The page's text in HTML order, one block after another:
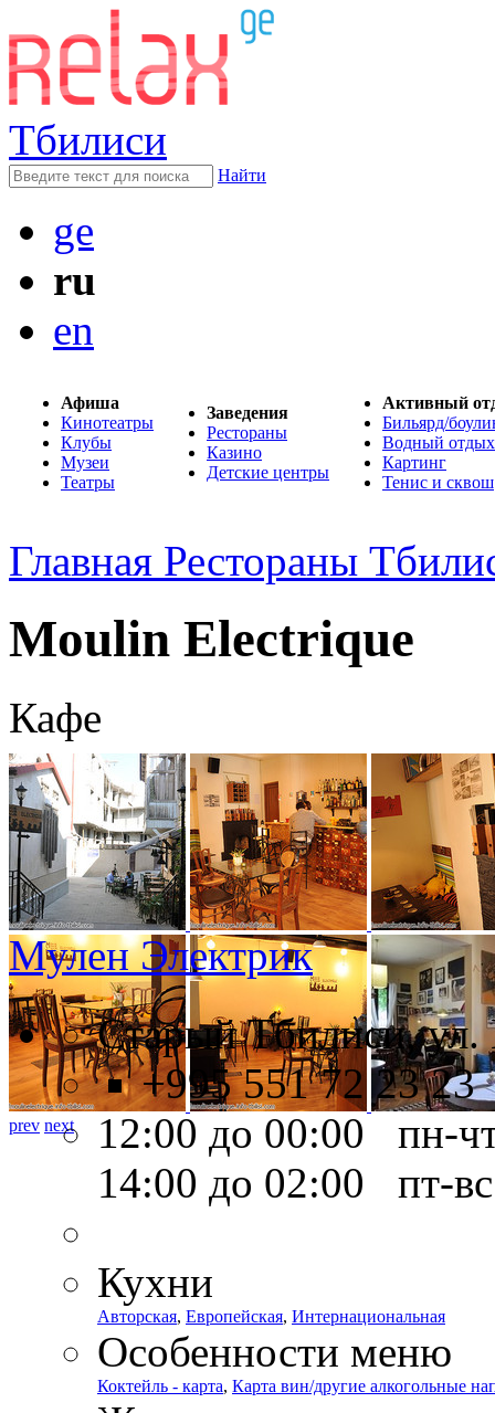
Тбилиси
Найти
ge
ru
en
Афиша
Кинотеатры
Клубы
Музеи
Театры
Заведения
Рестораны
Казино
Детские центры
Активный
Бильярд/
Водный отдых
Картинг
Тенис и сквош
Главная Рестораны
Moulin Electrique
Кафе
prev next
Мулен Электрик
Старый Тбилиси, ул.
+995 551 72 23 23
12:00 до 00:00 пн-
14:00 до 02:00 пт-вс
Кухни
Авторская, Европейская, Интернациональная
Особенности меню
Коктейль - карта, Карта вин/другие алкогольные